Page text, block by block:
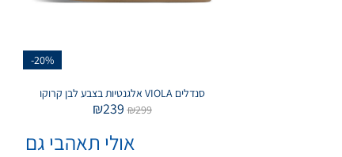
-20%
סנדלים VIOLA אלגנטיות בצבע לבן קרוקו
₪299
₪239
אולי תאהבי גם